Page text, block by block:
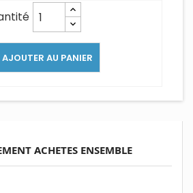
AJOUTER AU PANIER
ACHETES ENSEMBLE